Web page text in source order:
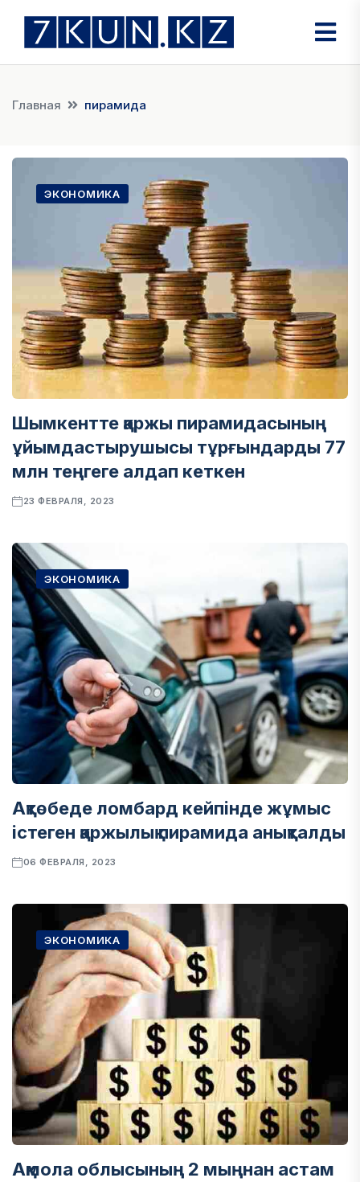
Главная пирамида
ЭКОНОМИКА
Шымкентте қаржы пирамидасының
ұйымдастырушысы тұрғындарды 77
млн теңгеге алдап кеткен
23 ФЕВРАЛЯ, 2023
ЭКОНОМИКА
Ақтөбеде ломбард кейпінде жұмыс
істеген қаржылық пирамида анықталды
06 ФЕВРАЛЯ, 2023
ЭКОНОМИКА
Ақмола облысының 2 мыңнан астам